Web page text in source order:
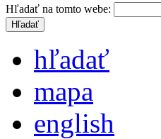
Hľadať na tomto webe:
hľadať
mapa
english